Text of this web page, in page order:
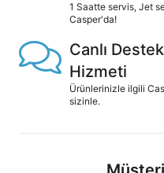
1 Saatte servis, Jet
Casper'da!
Canlı Destek
Hizmeti
Ürünlerinizle ilgili
sizinle.